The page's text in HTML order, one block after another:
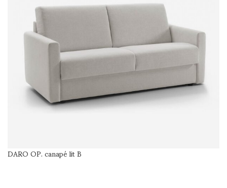
DARO OP. canapé lit B